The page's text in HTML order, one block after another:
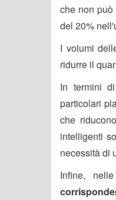
che non
del 20%
I volumi
ridurre il
In termini
particolari
che
intelligenti
necessità di
Infine,